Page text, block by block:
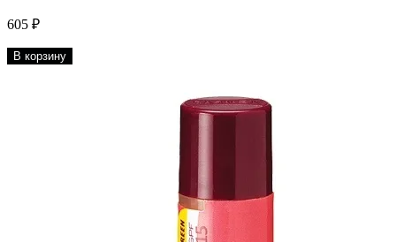
605 ₽
В корзину